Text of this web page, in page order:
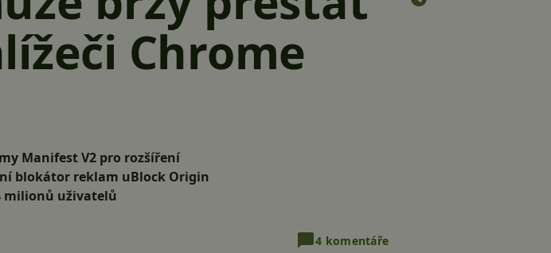
Chrome
Manifest V2 pro rozšíření
blokátor reklam uBlock Origin
milionů uživatelů
4 komentáře